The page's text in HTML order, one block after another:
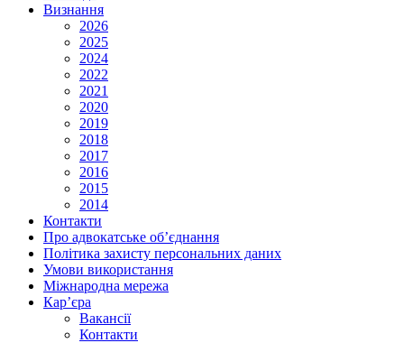
Визнання
2026
2025
2024
2022
2021
2020
2019
2018
2017
2016
2015
2014
Контакти
Про адвокатське об’єднання
Політика захисту персональних даних
Умови використання
Міжнародна мережа
Кар’єра
Вакансії
Контакти